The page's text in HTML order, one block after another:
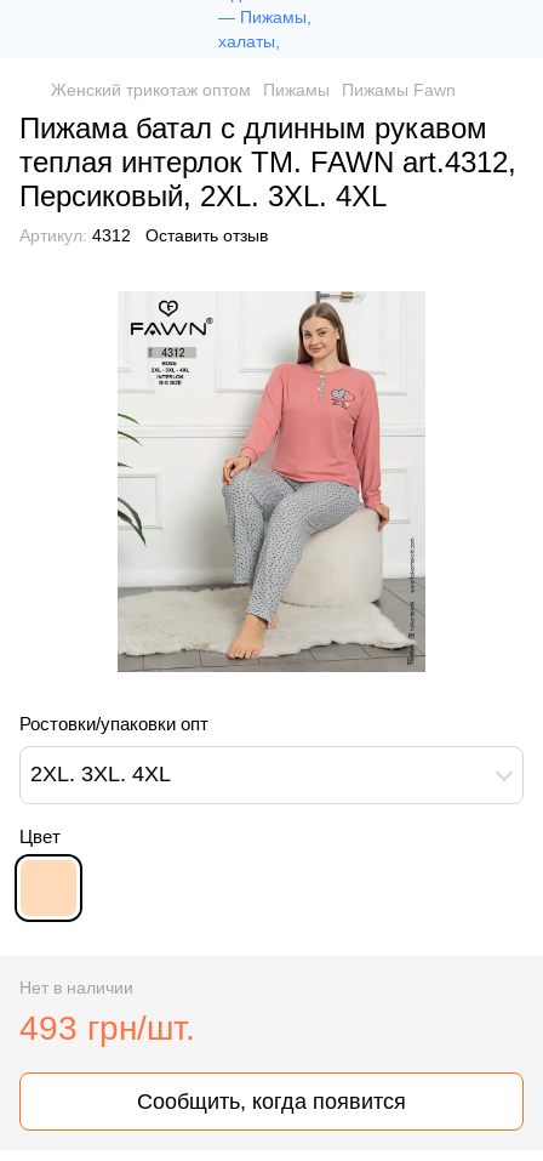
Женский трикотаж оптом Пижамы Пижамы Fawn
Пижама батал с длинным рукавом
теплая интерлок ТМ. FAWN art.4312,
Персиковый, 2XL. 3XL. 4XL
Артикул: 4312 Оставить отзыв
Ростовки/упаковки опт
2XL. 3XL. 4XL
Цвет
Нет в наличии
493 грн/шт.
Сообщить, когда появится